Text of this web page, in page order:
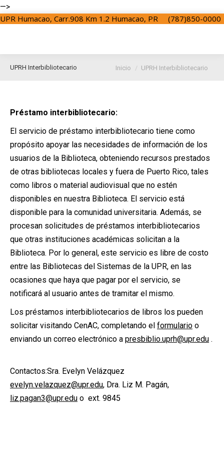
—>
UPR Humacao, Carr.908 Km 1.2 Humacao, PR (787)850-0000
UPRH Interbibliotecario Estás aquí:
Inicio UPRH Interbibliotecario
Préstamo interbibliotecario:
El servicio de préstamo interbibliotecario tiene como
propósito apoyar las necesidades de información de los
usuarios de la Biblioteca, obteniendo recursos prestados
de otras bibliotecas locales y fuera de Puerto Rico, tales
como libros o material audiovisual que no estén
disponibles en nuestra Biblioteca. El servicio está
disponible para la comunidad universitaria. Además, se
procesan solicitudes de préstamos interbibliotecarios
que otras instituciones académicas solicitan a la
Biblioteca. Por lo general, este servicio es libre de costo
entre las Bibliotecas del Sistemas de la UPR, en las
ocasiones que haya que pagar por el servicio, se
notificará al usuario antes de tramitar el mismo.
Los préstamos interbibliotecarios de libros los pueden
solicitar visitando CenAC, completando el formulario o
enviando un correo electrónico a presbiblio.uprh@upr.edu .
Contactos:Sra. Evelyn Velázquez
evelyn.velazquez@upr.edu, Dra. Liz M. Pagán,
liz.pagan3@upr.edu o ext. 9845